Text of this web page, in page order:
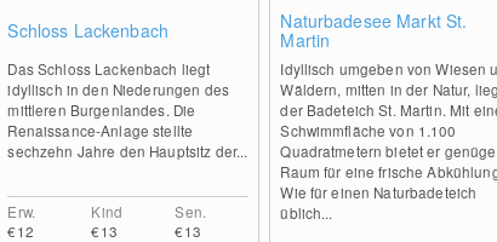
Schloss Lackenbach
Das Schloss Lackenbach liegt
idyllisch in den Niederungen des
mittleren Burgenlandes. Die
Renaissance-Anlage stellte
sechzehn Jahre den Hauptsitz der...
Erw.
€12
Kind
€13
Sen.
€13
Naturbadesee Markt St.
Martin
Idyllisch umgeben von Wiesen
Wäldern, mitten in der Natur,
der Badeteich St. Martin. Mit
Schwimmfläche von 1.100
Quadratmetern bietet er
Raum für eine frische
Wie für einen Naturbadeteich
üblich...